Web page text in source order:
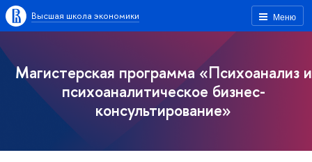
Меню
Высшая школа экономики
Магистерская программа «Психоанализ и
психоаналитическое бизнес-
консультирование»